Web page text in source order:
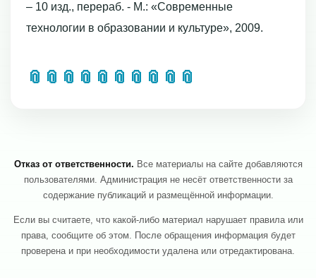
– 10 изд., перераб. - М.: «Современные
технологии в образовании и культуре», 2009.
📎 📎 📎 📎 📎 📎 📎 📎 📎 📎
Отказ от ответственности. Все материалы на сайте добавляются
пользователями. Администрация не несёт ответственности за
содержание публикаций и размещённой информации.
Если вы считаете, что какой-либо материал нарушает правила или
права, сообщите об этом. После обращения информация будет
проверена и при необходимости удалена или отредактирована.